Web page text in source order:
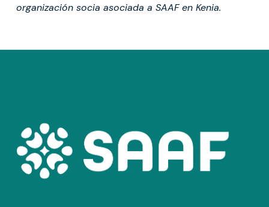
organización socia asociada a SAAF en Kenia.